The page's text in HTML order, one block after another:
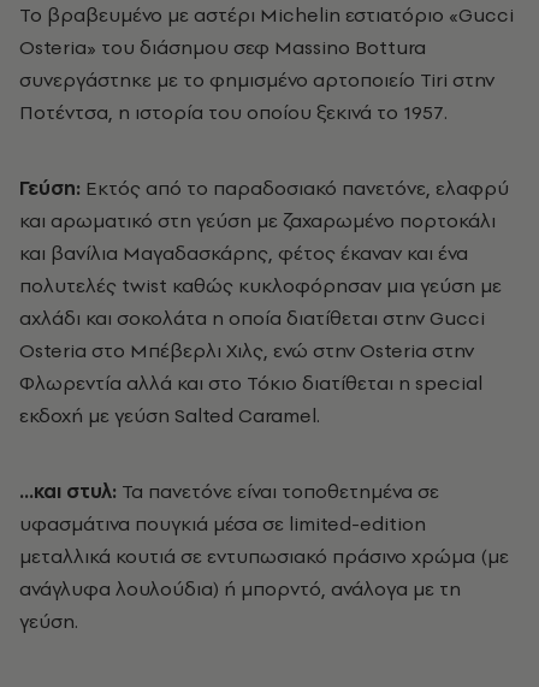
Το βραβευμένο με αστέρι Michelin εστιατόριο «Gucci
Osteria» του διάσημου σεφ Massino Bottura
συνεργάστηκε με το φημισμένο αρτοποιείο Tiri στην
Ποτέντσα, η ιστορία του οποίου ξεκινά το 1957.
Γεύση: Εκτός από το παραδοσιακό πανετόνε, ελαφρύ
και αρωματικό στη γεύση με ζαχαρωμένο πορτοκάλι
και βανίλια Μαγαδασκάρης, φέτος έκαναν και ένα
πολυτελές twist καθώς κυκλοφόρησαν μια γεύση με
αχλάδι και σοκολάτα η οποία διατίθεται στην Gucci
Osteria στο Μπέβερλι Χιλς, ενώ στην Osteria στην
Φλωρεντία αλλά και στο Τόκιο διατίθεται η special
εκδοχή με γεύση Salted Caramel.
…και στυλ: Τα πανετόνε είναι τοποθετημένα σε
υφασμάτινα πουγκιά μέσα σε limited-edition
μεταλλικά κουτιά σε εντυπωσιακό πράσινο χρώμα (με
ανάγλυφα λουλούδια) ή μπορντό, ανάλογα με τη
γεύση.